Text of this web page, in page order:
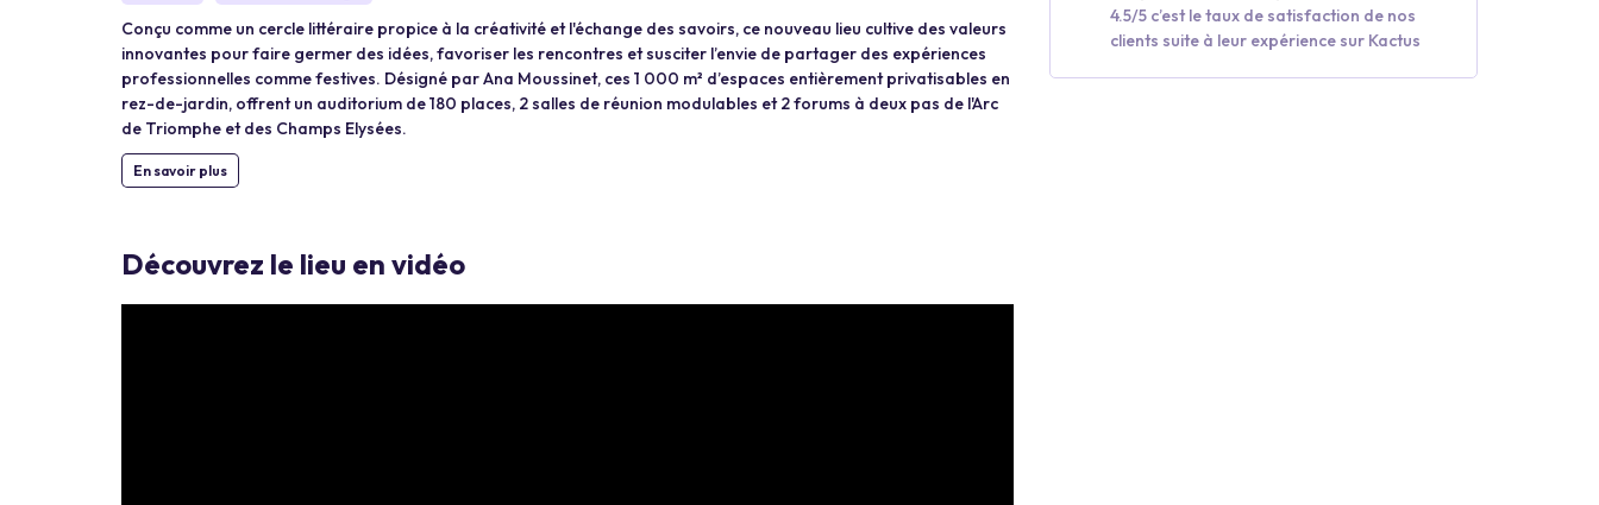
Conçu comme un cercle littéraire propice à la créativité et l'échange des savoirs, ce nouveau lieu cultive des valeurs
innovantes pour faire germer des idées, favoriser les rencontres et susciter l’envie de partager des expériences
professionnelles comme festives. Désigné par Ana Moussinet, ces 1 000 m² d’espaces entièrement privatisables en
rez-de-jardin, offrent un auditorium de 180 places, 2 salles de réunion modulables et 2 forums à deux pas de l'Arc
de Triomphe et des Champs Elysées.
En savoir plus
Découvrez le lieu en vidéo
4.5/5 c’est le taux de satisfaction de nos
clients suite à leur expérience sur Kactus